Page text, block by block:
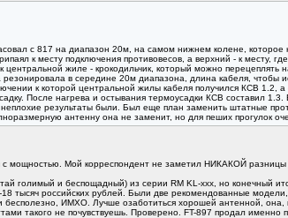
с 817 на диапазон 20м, на самом нижнем колене, которое
к месту подключения противовесов, а верхний - к месту,
жиле - крокодильчик, который можно перецеплять
в середине 20м диапазона, длина кабеля, чтобы
к которой центральной жилы кабеля получился КСВ 1.2, а
После нагрева и остывания термоусадки КСВ составил 1.3.
результаты были. Был еще план заменить штатные
антенну она не заменит, но для пеших прогулок
с мощностью. Мой корреспондент не заметил НИКАКОЙ
голимый и беспощадный) из серии RM KL-ххх, но конечный
тысяч российских рублей. Были две рекомендованные модели,
ИМХО. Лучше озаботиться хорошей антенной, она,
такого не почувствуешь. Проверено. FT-897 продал именно